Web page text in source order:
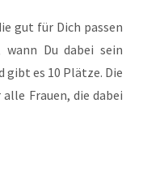
gut für Dich passen
Du dabei sein
gibt es 10 Plätze. Die
Frauen, die dabei